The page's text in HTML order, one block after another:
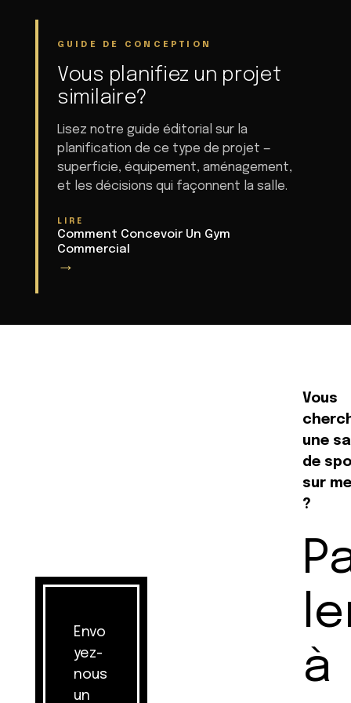
GUIDE DE CONCEPTION
Vous planifiez un projet
similaire?
Lisez notre guide éditorial sur la
planification de ce type de projet —
superficie, équipement, aménagement,
et les décisions qui façonnent la salle.
LIRE
Comment Concevoir Un Gym
Commercial
→
Envo
yez-
nous
un
Vous
une
de
sur
?
à